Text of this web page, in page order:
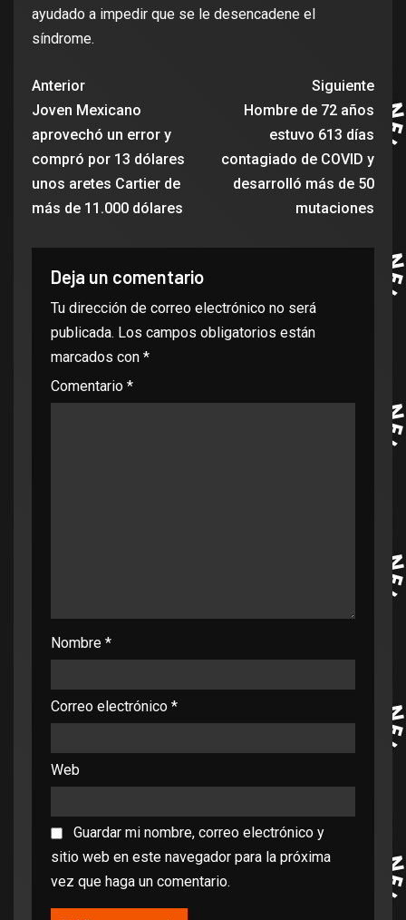
ayudado a impedir que se le desencadene el
síndrome.
Anterior
Joven Mexicano
aprovechó un error y
compró por 13 dólares
unos aretes Cartier de
más de 11.000 dólares
Siguiente
Hombre de 72 años
estuvo 613 días
contagiado de COVID y
desarrolló más de 50
mutaciones
Deja un comentario
Tu dirección de correo electrónico no será
publicada. Los campos obligatorios están
marcados con *
Comentario *
Nombre *
Correo electrónico *
Web
Guardar mi nombre, correo electrónico y
sitio web en este navegador para la próxima
vez que haga un comentario.